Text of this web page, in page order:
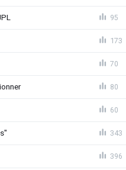
95
173
70
80
60
343
396